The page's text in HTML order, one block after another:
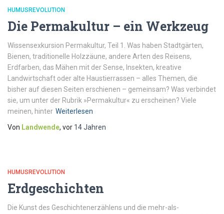
HUMUSREVOLUTION
Die Permakultur – ein Werkzeug
Wissensexkursion Permakultur, Teil 1. Was haben Stadtgärten,
Bienen, traditionelle Holzzäune, andere Arten des Reisens,
Erdfarben, das Mähen mit der Sense, Insekten, kreative
Landwirtschaft oder alte Haustierrassen – alles Themen, die
bisher auf diesen Seiten erschienen – gemeinsam? Was verbindet
sie, um unter der Rubrik »Permakultur« zu erscheinen? Viele
meinen, hinter Weiterlesen
Von Landwende, vor 14 Jahren
HUMUSREVOLUTION
Erdgeschichten
Die Kunst des Geschichtenerzählens und die mehr-als-